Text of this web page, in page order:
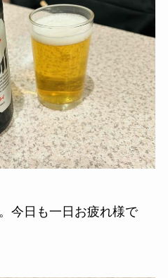
今日も一日お疲れ様で